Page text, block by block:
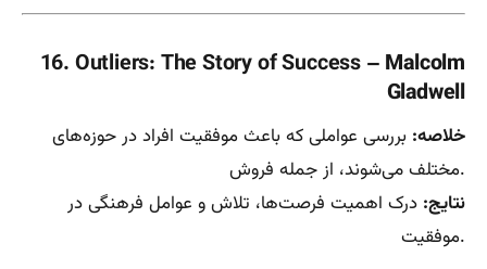
16. Outliers: The Story of Success– Malcolm
Gladwell
خلاصه: بررسی عواملی که باعث موفقیت افراد در حوزه‌های
مختلف می‌شوند، از جمله فروش.
نتایج: درک اهمیت فرصت‌ها، تلاش و عوامل فرهنگی در
موفقیت.